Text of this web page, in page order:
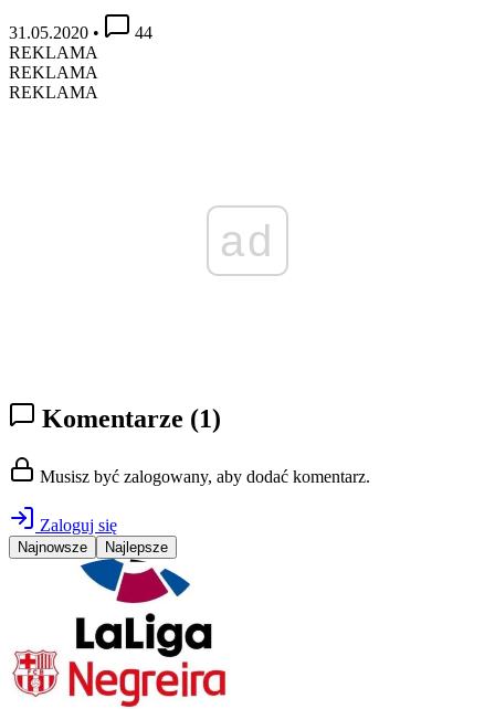
31.05.2020 •
44
REKLAMA
REKLAMA
REKLAMA
ad
Komentarze (1)
Musisz być zalogowany, aby dodać komentarz.
Zaloguj się
Najnowsze Najlepsze